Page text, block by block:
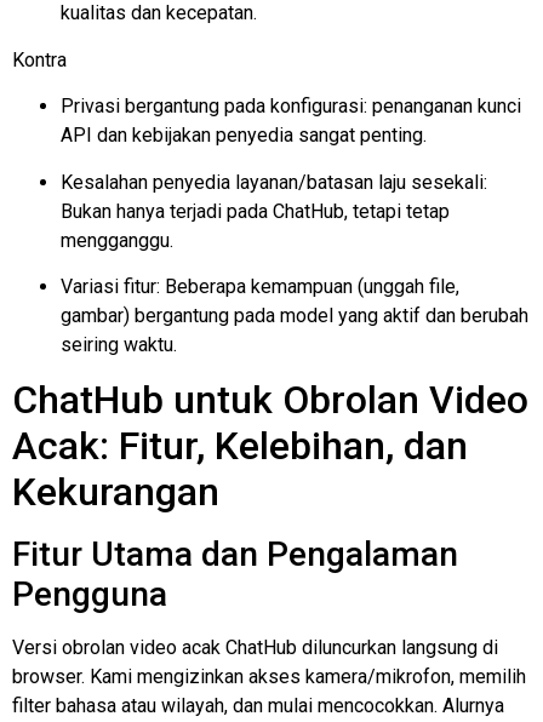
kualitas dan kecepatan.
Kontra
Privasi bergantung pada konfigurasi: penanganan kunci
API dan kebijakan penyedia sangat penting.
Kesalahan penyedia layanan/batasan laju sesekali:
Bukan hanya terjadi pada ChatHub, tetapi tetap
mengganggu.
Variasi fitur: Beberapa kemampuan (unggah file,
gambar) bergantung pada model yang aktif dan berubah
seiring waktu.
ChatHub untuk Obrolan Video
Acak: Fitur, Kelebihan, dan
Kekurangan
Fitur Utama dan Pengalaman
Pengguna
Versi obrolan video acak ChatHub diluncurkan langsung di
browser. Kami mengizinkan akses kamera/mikrofon, memilih
filter bahasa atau wilayah, dan mulai mencocokkan. Alurnya